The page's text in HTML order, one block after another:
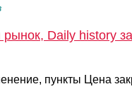
Daily history
пункты Цена